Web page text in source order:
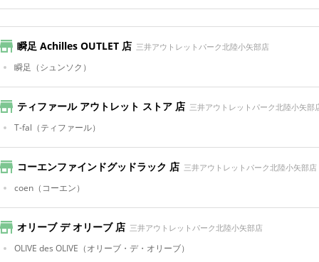
瞬足 Achilles OUTLET 店 三井アウトレットパーク北陸小矢部店
瞬足 （シュンソク）
ティファール アウトレット ストア 店 三井アウトレットパーク北陸小矢部
T-fal （ティファール）
コーエンファインドグッドラック 店 三井アウトレットパーク北陸小矢部店
coen （コーエン）
オリーブ デ オリーブ 店 三井アウトレットパーク北陸小矢部店
OLIVE des OLIVE （オリーブ・デ・オリーブ）